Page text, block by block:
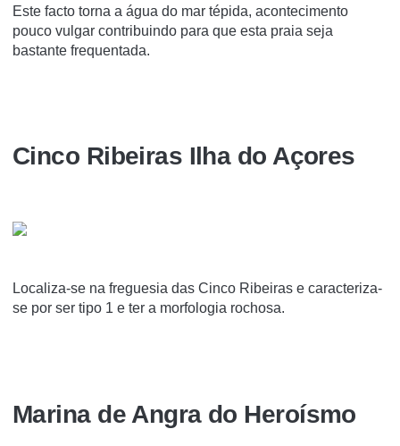
Este facto torna a água do mar tépida, acontecimento
pouco vulgar contribuindo para que esta praia seja
bastante frequentada.
Cinco Ribeiras Ilha do Açores
Localiza-se na freguesia das Cinco Ribeiras e caracteriza-
se por ser tipo 1 e ter a morfologia rochosa.
Marina de Angra do Heroísmo